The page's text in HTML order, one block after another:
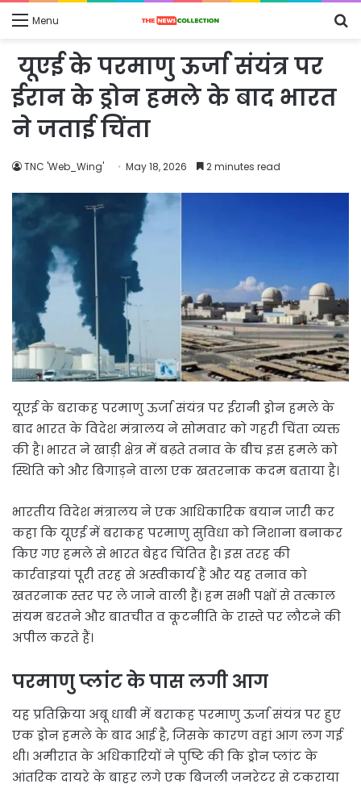
Menu
यूएई के परमाणु ऊर्जा संयंत्र पर
ईरान के ड्रोन हमले के बाद भारत
ने जताई चिंता
TNC 'Web_Wing' May 18, 2026 2 minutes read
यूएई के बराकह परमाणु ऊर्जा संयंत्र पर ईरानी ड्रोन हमले के
बाद भारत के विदेश मंत्रालय ने सोमवार को गहरी चिंता व्यक्त
की है। भारत ने खाड़ी क्षेत्र में बढ़ते तनाव के बीच इस हमले को
स्थिति को और बिगाड़ने वाला एक खतरनाक कदम बताया है।
भारतीय विदेश मंत्रालय ने एक आधिकारिक बयान जारी कर
कहा कि यूएई में बराकह परमाणु सुविधा को निशाना बनाकर
किए गए हमले से भारत बेहद चिंतित है। इस तरह की
कार्रवाइयां पूरी तरह से अस्वीकार्य हैं और यह तनाव को
खतरनाक स्तर पर ले जाने वाली हैं। हम सभी पक्षों से तत्काल
संयम बरतने और बातचीत व कूटनीति के रास्ते पर लौटने की
अपील करते हैं।
परमाणु प्लांट के पास लगी आग
यह प्रतिक्रिया अबू धाबी में बराकह परमाणु ऊर्जा संयंत्र पर हुए
एक ड्रोन हमले के बाद आई है, जिसके कारण वहां आग लग गई
थी। अमीरात के अधिकारियों ने पुष्टि की कि ड्रोन प्लांट के
आंतरिक दायरे के बाहर लगे एक बिजली जनरेटर से टकराया